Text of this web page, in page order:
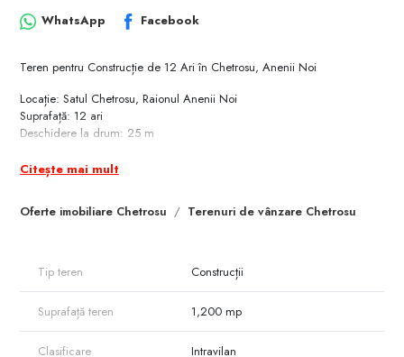
Oferte imobiliare Chetrosu Terenuri de vânzare Chetrosu
WhatsApp Facebook
Teren pentru Construcție de 12 Ari în Chetrosu, Anenii Noi
Locație: Satul Chetrosu, Raionul Anenii Noi
Suprafață: 12 ari
Deschidere la drum: 25 m
Destinație actuală: Teren pentru grădini
plină dezvoltare, oferă oportunități excelente pentru construirea unui
proiect rezidențial sau comercial. Cu o dimensiune generoasă de 12 ari
noi construcții sau investiții imobiliare.
Avantaje:
Citește mai mult
Tip teren Construcții
Suprafață teren 1,200 mp
Clasificare Intravilan